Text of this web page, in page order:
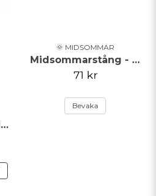
Ballonger - Hurra Hurra Hurra!
🌞 MIDSOMMAR
Midsommarstång - Vit
71 kr
Bevaka